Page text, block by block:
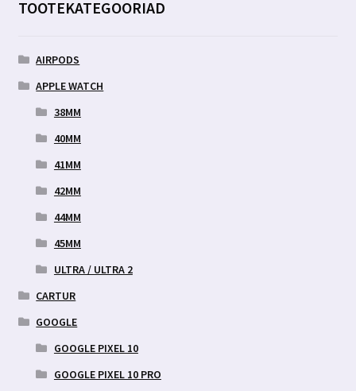
TOOTEKATEGOORIAD
AIRPODS
APPLE WATCH
38MM
40MM
41MM
42MM
44MM
45MM
ULTRA / ULTRA 2
CARTUR
GOOGLE
GOOGLE PIXEL 10
GOOGLE PIXEL 10 PRO